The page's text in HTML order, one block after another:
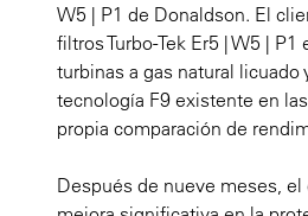
W5 | P1 de Donaldson. El
filtros Turbo-Tek Er5 | W5 |
turbinas a gas natural licuado
tecnología F9 existente en
propia comparación de
Después de nueve meses,